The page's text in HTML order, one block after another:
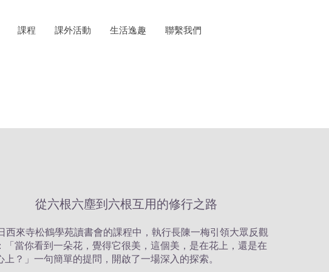
課程 課外活動 生活逸趣 聯繫我們
從六根六塵到六根互用的修行之路
西來寺松鶴學苑讀書會的課程中，執行長陳一梅引領大眾反觀
「當你看到一朵花，覺得它很美，這個美，是在花上，還是在
上？」一句簡單的提問，開啟了一場深入的探索。